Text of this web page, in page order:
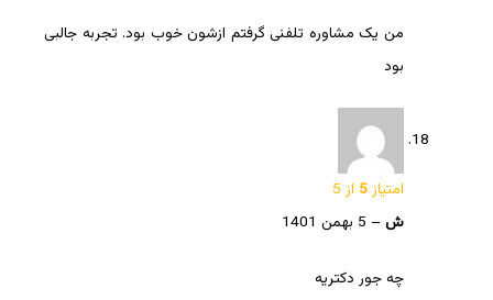
من یک مشاوره تلفنی گرفتم ازشون خوب بود. تجربه جالبی
بود
امتیاز5 از 5
ش – 5 بهمن 1401
چه جور دکتریه